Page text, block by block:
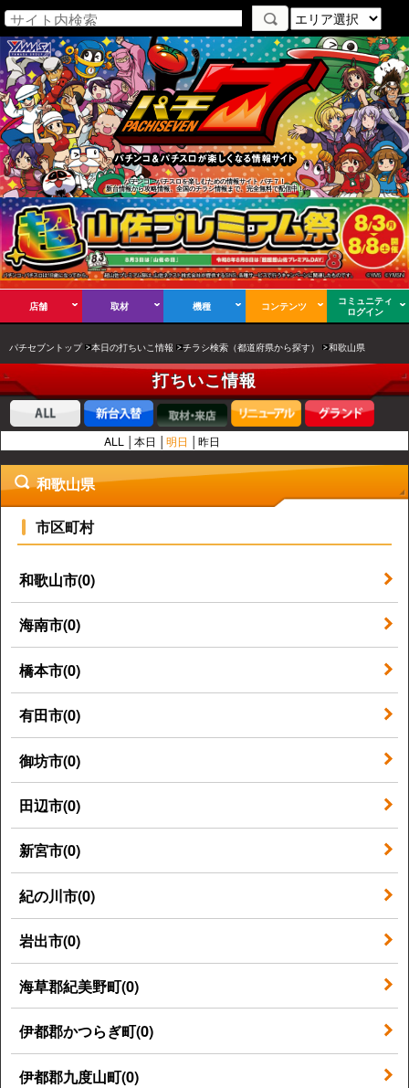
パチンコ・パチスロを楽しむための情報サイト パチ７！
新台情報から攻略情報、全国のチラシ情報まで、完全無料で配信中！
店舗 取材 機種 コンテンツ
コミュニティ
ログイン
パチセブントップ 本日の打ちいこ情報 チラシ検索（都道府県から探す） 和歌山県
打ちいこ情報
ALL 本日 明日 昨日
和歌山県
市区町村
和歌山市(0)
海南市(0)
橋本市(0)
有田市(0)
御坊市(0)
田辺市(0)
新宮市(0)
紀の川市(0)
岩出市(0)
海草郡紀美野町(0)
伊都郡かつらぎ町(0)
伊都郡九度山町(0)